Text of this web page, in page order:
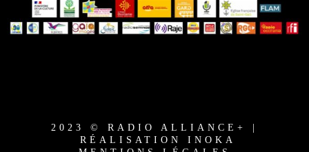
2023 © RADIO ALLIANCE+ |
RÉALISATION INOKA